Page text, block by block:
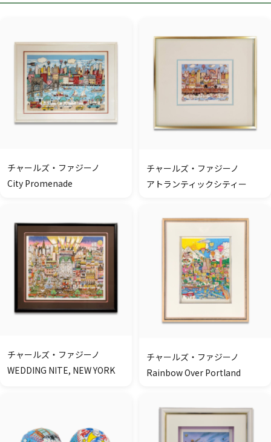
チャールズ・ファジーノ
City Promenade
チャールズ・ファジーノ
アトランティックシティー
チャールズ・ファジーノ
WEDDING NITE, NEW YORK
チャールズ・ファジーノ
Rainbow Over Portland